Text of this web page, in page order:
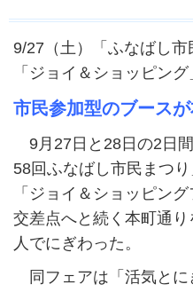
9/27（土）「ふなばし
「ジョイ＆ショッピン
市民参加型のブース
9月27日と28日の2日
58回ふなばし市民まつ
「ジョイ＆ショッピン
交差点へと続く本町通
人でにぎわった。
同フェアは「活気とに